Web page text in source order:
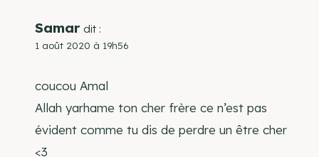
Samar dit :
1 août 2020 à 19h56
coucou Amal
Allah yarhame ton cher frère ce n’est pas
évident comme tu dis de perdre un être cher
<3